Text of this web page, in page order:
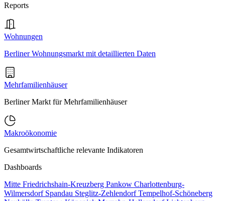
Reports
Wohnungen
Berliner Wohnungsmarkt mit detaillierten Daten
Mehrfamilienhäuser
Berliner Markt für Mehrfamilienhäuser
Makroökonomie
Gesamtwirtschaftliche relevante Indikatoren
Dashboards
Mitte Friedrichshain-Kreuzberg Pankow Charlottenburg-
Wilmersdorf Spandau Steglitz-ZehlendorfTempelhof-Schöneberg